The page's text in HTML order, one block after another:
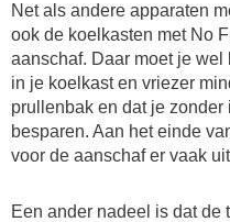
Net als andere apparaten
ook de koelkasten met No
aanschaf. Daar moet je
in je koelkast en vriezer
prullenbak en dat je
besparen. Aan het einde
voor de aanschaf er vaak
Een ander nadeel is dat de